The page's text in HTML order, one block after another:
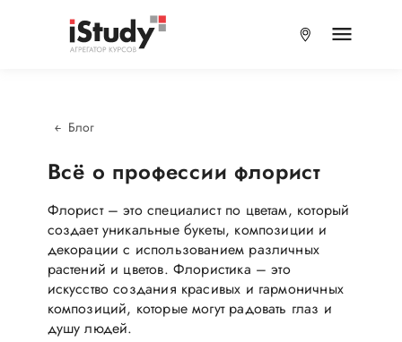
Блог
Всё о профессии флорист
Флорист – это специалист по цветам, который
создает уникальные букеты, композиции и
декорации с использованием различных
растений и цветов. Флористика – это
искусство создания красивых и гармоничных
композиций, которые могут радовать глаз и
душу людей.